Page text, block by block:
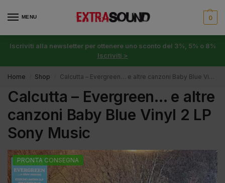
MENU 0
Iscriviti alla newsletter per ottenere uno sconto del 3%, 5% o 8%
Iscriviti >
Home Shop Calcutta – Evergreen… e altre canzoni Baby Blue Vinyl 2 LP Sony Music
Calcutta – Evergreen… e altre
canzoni Baby Blue Vinyl 2 LP
Sony Music
PRONTA CONSEGNA